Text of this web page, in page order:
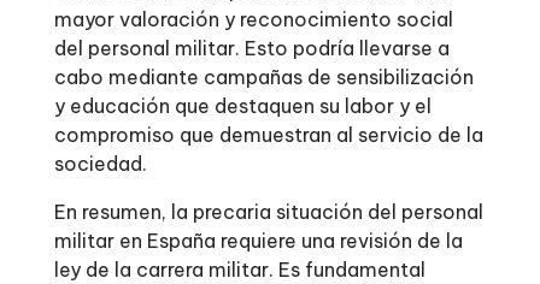
mayor valoración y reconocimiento social
del personal militar. Esto podría llevarse a
cabo mediante campañas de sensibilización
y educación que destaquen su labor y el
compromiso que demuestran al servicio de la
sociedad.
En resumen, la precaria situación del personal
militar en España requiere una revisión de la
ley de la carrera militar. Es fundamental